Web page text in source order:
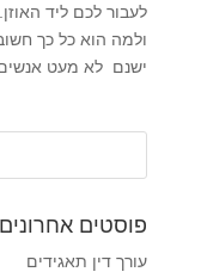
לעבור לכם ליד
ולמה הוא כל כך
ישנם לא מעט
פוסטים אחרונים
עורך דין תאגידים